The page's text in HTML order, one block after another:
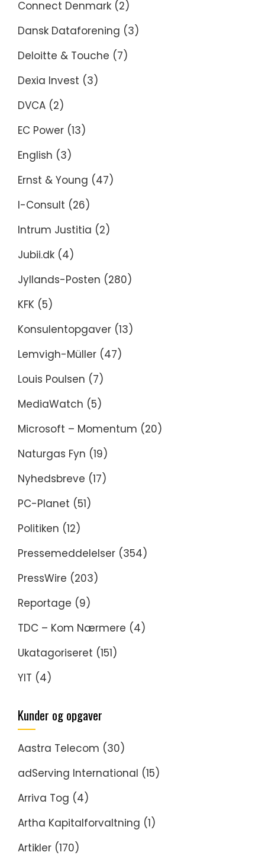
Connect Denmark (2)
Dansk Dataforening (3)
Deloitte & Touche (7)
Dexia Invest (3)
DVCA (2)
EC Power (13)
English (3)
Ernst & Young (47)
I-Consult (26)
Intrum Justitia (2)
Jubii.dk (4)
Jyllands-Posten (280)
KFK (5)
Konsulentopgaver (13)
Lemvigh-Müller (47)
Louis Poulsen (7)
MediaWatch (5)
Microsoft – Momentum (20)
Naturgas Fyn (19)
Nyhedsbreve (17)
PC-Planet (51)
Politiken (12)
Pressemeddelelser (354)
PressWire (203)
Reportage (9)
TDC – Kom Nærmere (4)
Ukatagoriseret (151)
YIT (4)
Kunder og opgaver
Aastra Telecom (30)
adServing International (15)
Arriva Tog (4)
Artha Kapitalforvaltning (1)
Artikler (170)